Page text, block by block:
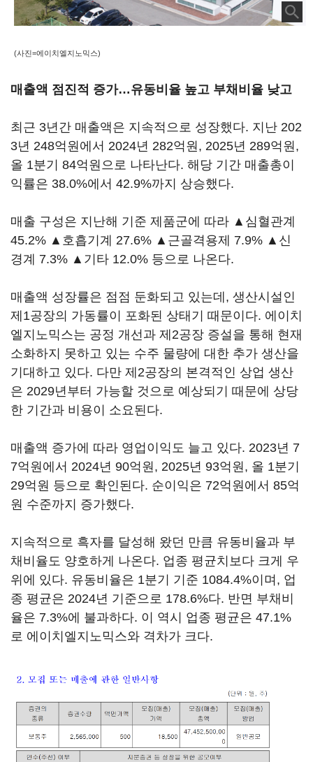
(사진=에이치엘지노믹스)
매출액 점진적 증가…유동비율 높고 부채비율 낮고
최근 3년간 매출액은 지속적으로 성장했다. 지난 202
3년 248억원에서 2024년 282억원, 2025년 289억원,
올 1분기 84억원으로 나타난다. 해당 기간 매출총이
익률은 38.0%에서 42.9%까지 상승했다.
매출 구성은 지난해 기준 제품군에 따라 ▲심혈관계
45.2% ▲호흡기계 27.6% ▲근골격용제 7.9% ▲신
경계 7.3% ▲기타 12.0% 등으로 나온다.
매출액 성장률은 점점 둔화되고 있는데, 생산시설인
제1공장의 가동률이 포화된 상태기 때문이다. 에이치
엘지노믹스는 공정 개선과 제2공장 증설을 통해 현재
소화하지 못하고 있는 수주 물량에 대한 추가 생산을
기대하고 있다. 다만 제2공장의 본격적인 상업 생산
은 2029년부터 가능할 것으로 예상되기 때문에 상당
한 기간과 비용이 소요된다.
매출액 증가에 따라 영업이익도 늘고 있다. 2023년 7
7억원에서 2024년 90억원, 2025년 93억원, 올 1분기
29억원 등으로 확인된다. 순이익은 72억원에서 85억
원 수준까지 증가했다.
지속적으로 흑자를 달성해 왔던 만큼 유동비율과 부
채비율도 양호하게 나온다. 업종 평균치보다 크게 우
위에 있다. 유동비율은 1분기 기준 1084.4%이며, 업
종 평균은 2024년 기준으로 178.6%다. 반면 부채비
율은 7.3%에 불과하다. 이 역시 업종 평균은 47.1%
로 에이치엘지노믹스와 격차가 크다.